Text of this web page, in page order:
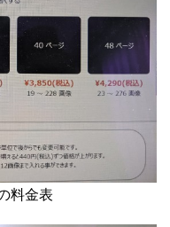
料金表